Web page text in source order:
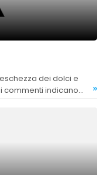
commenti indicano
»